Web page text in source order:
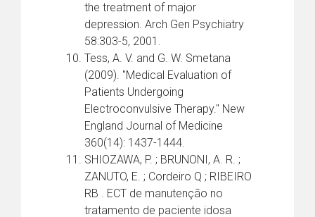
the treatment of major
depression. Arch Gen Psychiatry
58:303-5, 2001.
Tess, A. V. and G. W. Smetana
(2009). "Medical Evaluation of
Patients Undergoing
Electroconvulsive Therapy." New
England Journal of Medicine
360(14): 1437-1444.
SHIOZAWA, P. ; BRUNONI, A. R. ;
ZANUTO, E. ; Cordeiro Q ; RIBEIRO
RB . ECT de manutenção no
tratamento de paciente idosa